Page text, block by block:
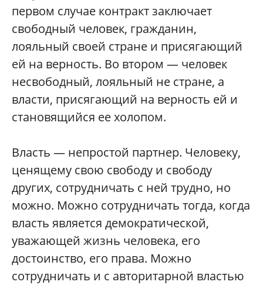
первом случае контракт заключает
свободный человек, гражданин,
лояльный своей стране и присягающий
ей на верность. Во втором — человек
несвободный, лояльный не стране, а
власти, присягающий на верность ей и
становящийся ее холопом.
Власть — непростой партнер. Человеку,
ценящему свою свободу и свободу
других, сотрудничать с ней трудно, но
можно. Можно сотрудничать тогда, когда
власть является демократической,
уважающей жизнь человека, его
достоинство, его права. Можно
сотрудничать и с авторитарной властью